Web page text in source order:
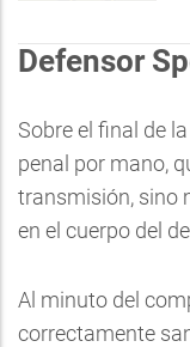
Defensor
Sobre el final de
penal por mano,
transmisión, sino
en el cuerpo del
Al minuto del
correctamente